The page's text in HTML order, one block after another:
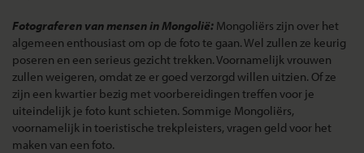
Fotograferen van mensen in Mongolië: Mongoliërs zijn over het
algemeen enthousiast om op de foto te gaan. Wel zullen ze keurig
poseren en een serieus gezicht trekken. Voornamelijk vrouwen
zullen weigeren, omdat ze er goed verzorgd willen uitzien. Of ze
zijn een kwartier bezig met voorbereidingen treffen voor je
uiteindelijk je foto kunt schieten. Sommige Mongoliërs,
voornamelijk in toeristische trekpleisters, vragen geld voor het
maken van een foto.